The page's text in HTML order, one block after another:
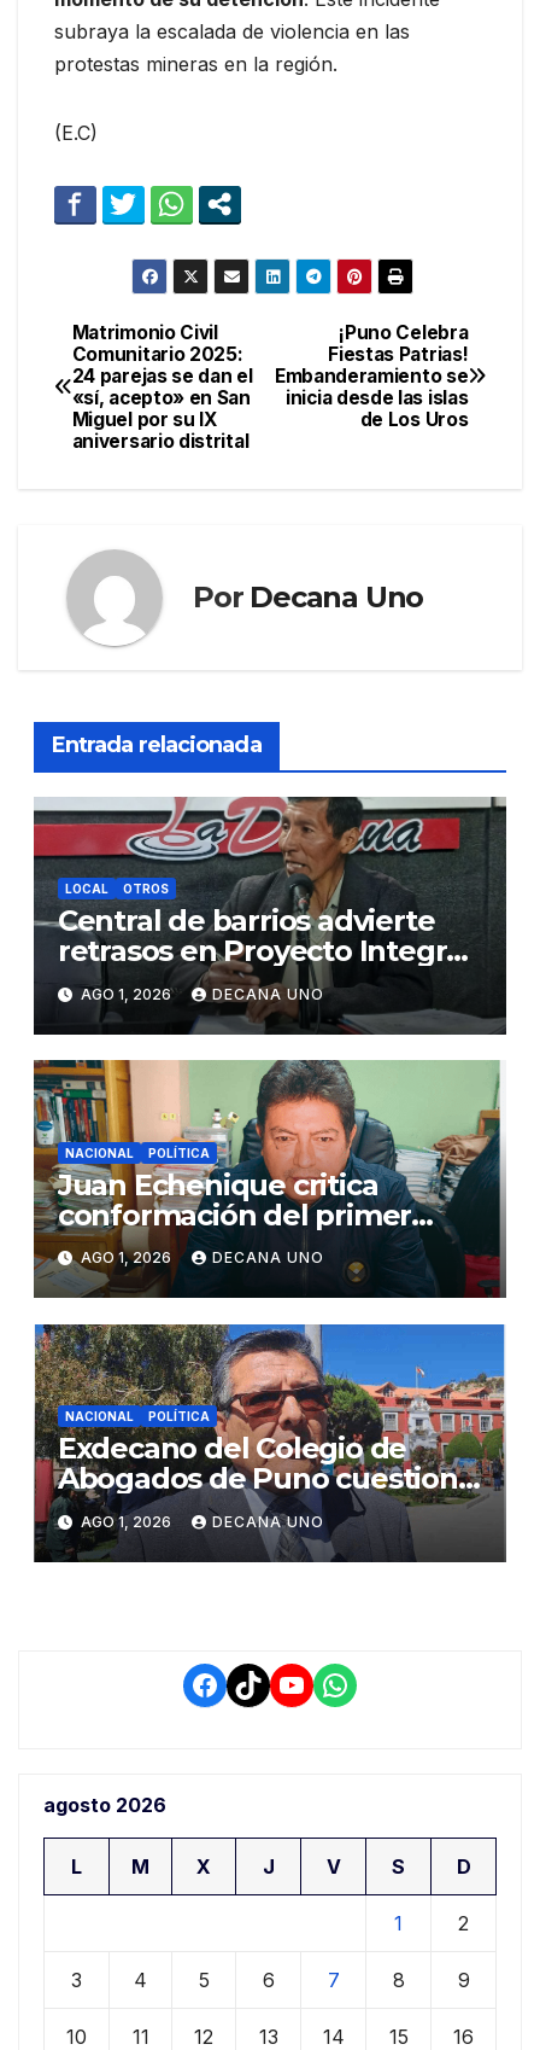
subraya la escalada de violencia en las
protestas mineras en la región.
(E.C)
Navegación
de
entradas
¡Puno Celebra
Fiestas Patrias!
Embanderamiento se
inicia desde las islas
de Los Uros
Matrimonio Civil
Comunitario 2025:
24 parejas se dan el
«sí, acepto» en San
Miguel por su IX
aniversario distrital
Por Decana Uno
Entrada relacionada
LOCAL OTROS
Central de barrios advierte
retrasos en Proyecto Integral
de Agua y Alcantarillado para
Juliaca
AGO 1, 2026 DECANA UNO
NACIONAL POLÍTICA
Juan Echenique critica
conformación del primer
gabinete ministerial de Keiko
Fujimori
AGO 1, 2026 DECANA UNO
NACIONAL POLÍTICA
Exdecano del Colegio de
Abogados de Puno cuestiona
propuestas sobre seguridad
ciudadana
AGO 1, 2026 DECANA UNO
Facebook
TikTokYouTube
WhatsApp
agosto 2026
L M X J V S D
1 2
3 4 5 6 7 8 9
10 11 12 13 14 15 16